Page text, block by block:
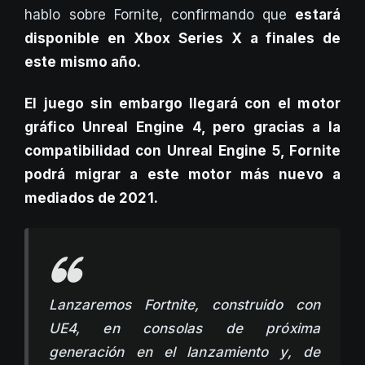
hablo sobre Fornite, confirmando que estará
disponible en Xbox Series X a finales de
este mismo año.
El juego sin embargo llegará con el motor
gráfico Unreal Engine 4, pero gracias a la
compatibilidad con Unreal Engine 5, Fornite
podrá migrar a este motor más nuevo a
mediados de 2021.
Lanzaremos Fortnite, construido con
UE4, en consolas de próxima
generación en el lanzamiento y, de